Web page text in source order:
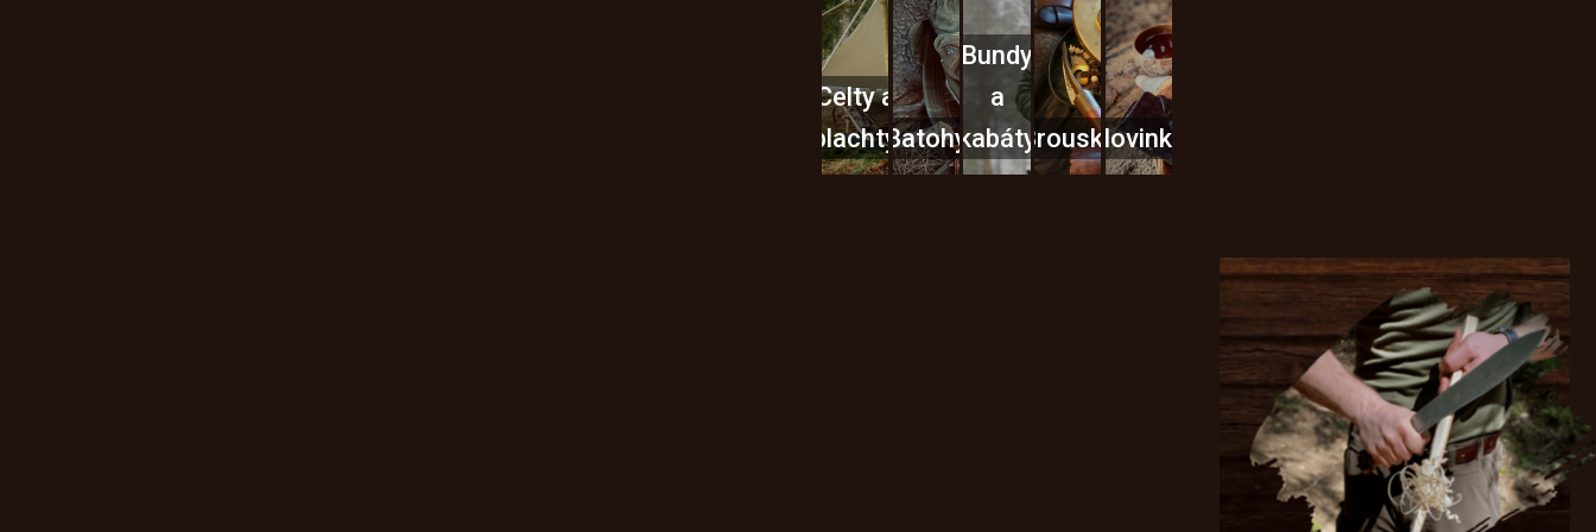
Celty a
plachtyBatohy
Bundy
a
kabátyBrouskyNovinky